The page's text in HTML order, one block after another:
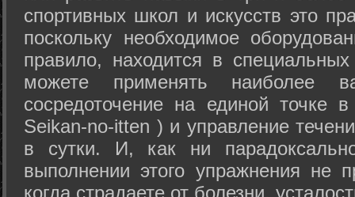
спортивных школ и искусств это
поскольку необходимое
правило, находится в
можете применять наиболее
сосредоточение на единой точке
Seikan-­no-­itten ) и управление
в сутки. И, как ни
выполнении этого упражнения не